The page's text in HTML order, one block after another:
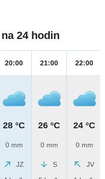
24 hodin
20:00
28 °C
0 mm
JZ
21:00
26 °C
0 mm
S
22:00
24 °C
0 mm
JV